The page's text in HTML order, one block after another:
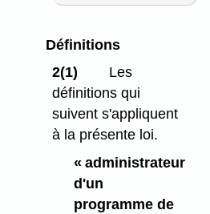
Définitions
2(1)
Les
définitions qui
suivent s'appliquent
à la présente loi.
« administrateur
d'un
programme de